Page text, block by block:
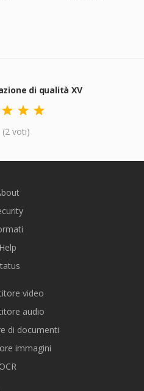
di qualità XV
(2 voti)
Help
video
audio
di documenti
immagini
OCR